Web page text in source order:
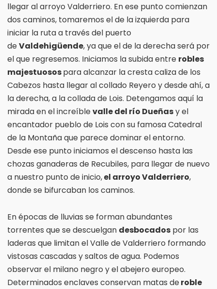
llegar al arroyo Valderriero. En ese punto comienzan
dos caminos, tomaremos el de la izquierda para
iniciar la ruta a través del puerto
deValdehigüende, ya que el de la derecha será por
el que regresemos. Iniciamos la subida entre robles
majestuosospara alcanzar la cresta caliza de los
Cabezos hasta llegar al collado Reyero y desde ahí, a
la derecha, a la collada de Lois. Detengamos aquí la
mirada en el increíblevalle del río Dueñasy el
encantador pueblo de Lois con su famosa Catedral
de la Montaña que parece dominar el entorno.
Desde ese punto iniciamos el descenso hasta las
chozas ganaderas de Recubiles, para llegar de nuevo
a nuestro punto de inicio,el arroyo Valderriero,
donde se bifurcaban los caminos.
En épocas de lluvias se forman abundantes
torrentes que se descuelgan desbocados por las
laderas que limitan el Valle de Valderriero formando
vistosas cascadas y saltos de agua. Podemos
observar el milano negro y el abejero europeo.
Determinados enclaves conservan matas deroble